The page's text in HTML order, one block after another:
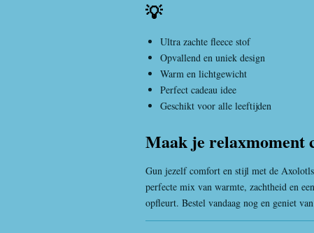
💡
Ultra zachte fleece stof
Opvallend en uniek design
Warm en lichtgewicht
Perfect cadeau idee
Geschikt voor alle leeftijden
Maak je relaxmoment
Gun jezelf comfort en stijl met de
perfecte mix van warmte, zachtheid en
opfleurt. Bestel vandaag nog en geniet